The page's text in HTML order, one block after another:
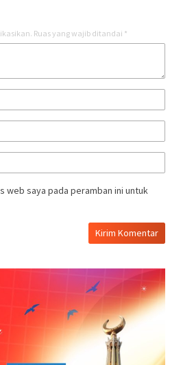
Ruas yang wajib ditandai *
web saya pada peramban ini untuk